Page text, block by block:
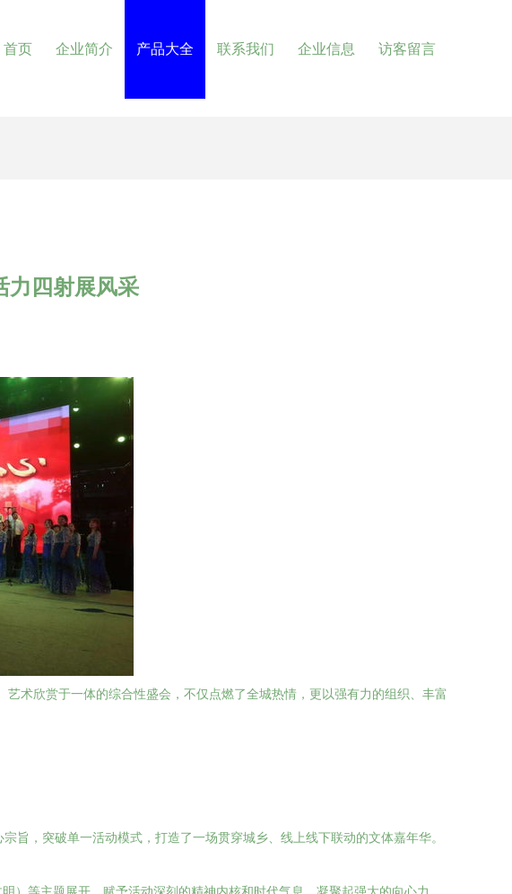
首页 企业简介 产品大全 联系我们 企业信息 访客留言
力四射展风采
术欣赏于一体的综合性盛会，不仅点燃了全城热情，更以强有力的组织、丰富
旨，突破单一活动模式，打造了一场贯穿城乡、线上线下联动的文体嘉年华。